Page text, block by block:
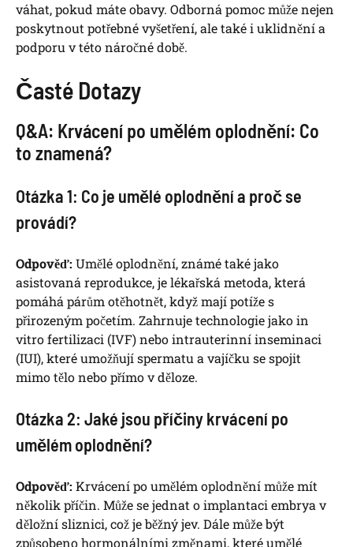
váhat, pokud máte obavy. Odborná pomoc může nejen
poskytnout potřebné vyšetření, ale také i uklidnění a
podporu v této náročné době.
Časté Dotazy
Q&A: Krvácení po umělém oplodnění: Co
to znamená?
Otázka 1: Co je umělé oplodnění a proč se
provádí?
Odpověď: Umělé oplodnění, známé také jako
asistovaná reprodukce, je lékařská metoda, která
pomáhá párům otěhotnět, když mají potíže s
přirozeným početím. Zahrnuje technologie jako in
vitro fertilizaci (IVF) nebo intrauterinní inseminaci
(IUI), které umožňují spermatu a vajíčku se spojit
mimo tělo nebo přímo v děloze.
Otázka 2: Jaké jsou příčiny krvácení po
umělém oplodnění?
Odpověď: Krvácení po umělém oplodnění může mít
několik příčin. Může se jednat o implantaci embrya v
děložní sliznici, což je běžný jev. Dále může být
způsobeno hormonálními změnami, které umělé